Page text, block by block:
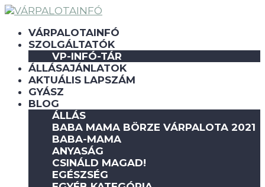
VÁRPALOTAINFÓ
SZOLGÁLTATÓK
VP-INFÓ-TÁR
ÁLLÁSAJÁNLATOK
AKTUÁLIS LAPSZÁM
GYÁSZ
BLOG
ÁLLÁS
BABA MAMA BÖRZE VÁRPALOTA 2021
BABA-MAMA
ANYASÁG
CSINÁLD MAGAD!
EGÉSZSÉG